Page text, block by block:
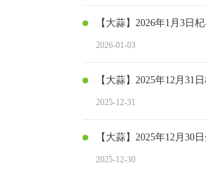
【大蒜】2026年1月3日
2026-01-03
【大蒜】2025年12月31
2025-12-31
【大蒜】2025年12月30
2025-12-30